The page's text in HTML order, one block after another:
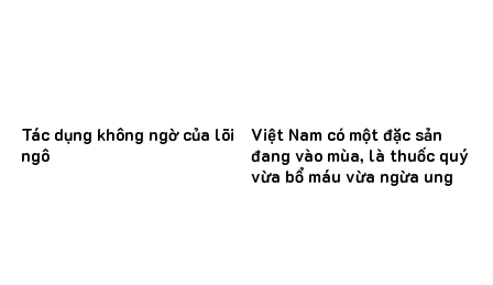
Tác dụng không ngờ của lõi
ngô
Việt Nam có một đặc sản
đang vào mùa, là thuốc quý
vừa bổ máu vừa ngừa ung